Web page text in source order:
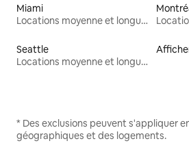
Miami
Locations moyenne et longue durée
Seattle
Locations moyenne et longue durée
* Des exclusions peuvent s'appliquer
géographiques et des logements.